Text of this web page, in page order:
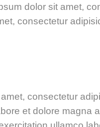
dolor sit amet,
consectetur
consectetur
et dolore magna